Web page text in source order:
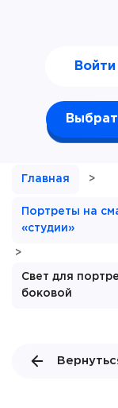
Войти
Главная >
Портреты на
«студии»
>
Свет для
боковой